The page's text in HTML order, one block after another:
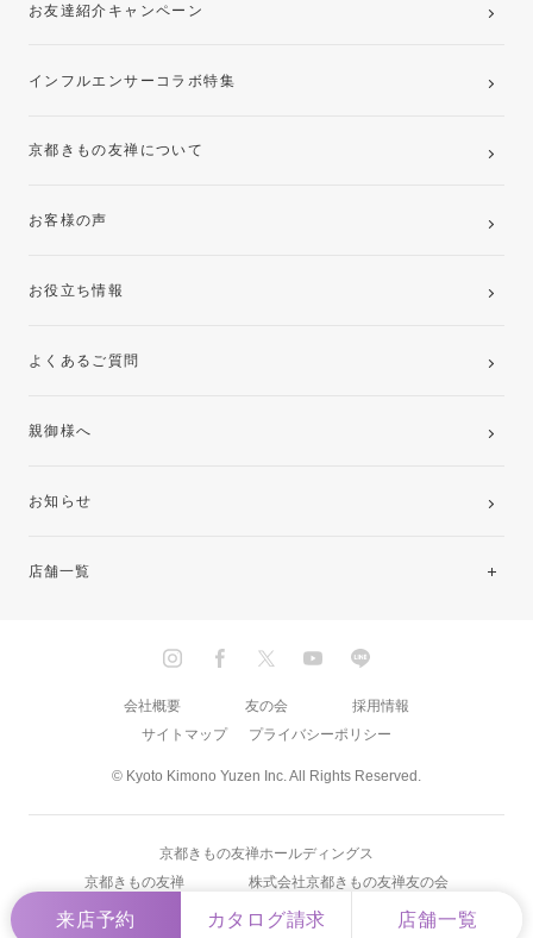
来店予約 カタログ請求 店舗一覧
お友達紹介キャンペーン
インフルエンサーコラボ特集
京都きもの友禅について
お客様の声
お役立ち情報
よくあるご質問
親御様へ
お知らせ
店舗一覧
九州
© Kyoto Kimono Yuzen Inc. All Rights Reserved.
会社概要 友の会
採用情報
サイトマップ
プライバシーポリシー
京都きもの友禅ホールディングス
京都きもの友禅
株式会社京都きもの友禅友の会